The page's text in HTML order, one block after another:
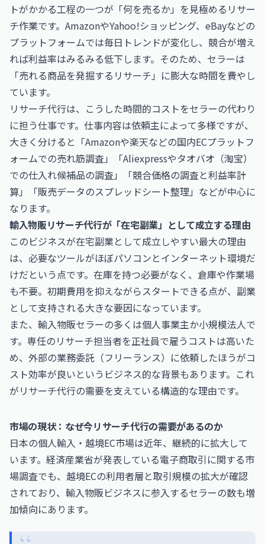
トがかかる工程の一つが「何を売るか」を見極めるリサー
チ作業です。AmazonやYahoo!ショッピング、eBayなどの
プラットフォームでは毎日トレンドが変化し、競合が増え
れば利益率はみるみる低下します。そのため、セラーは
「売れる商品を発掘するリサーチ」に膨大な時間を費やし
ています。
リサーチ代行は、こうした時間的コストをセラーの代わり
に担う仕事です。仕事内容は依頼主によって多様ですが、
大きく分けると「Amazonや楽天などの国内ECプラットフ
ォームでの売れ筋調査」「Aliexpressやタオバオ（淘宝）
での仕入れ候補品の調査」「競合価格の調査と利益率計
算」「販売データのスプレッドシート整理」などが中心に
なります。
輸入物販リサーチ代行が「在宅副業」として成立する理由
このビジネスが在宅副業として成立しやすい最大の理由
は、必要なツールがほぼパソコンとインターネット環境だ
けだという点です。在庫を持つ必要がなく、倉庫や作業場
も不要。初期費用を抑えながらスタートできる点が、副業
として支持される大きな要因になっています。
また、輸入物販セラーの多くは個人事業主か小規模法人で
す。専任のリサーチ担当者を正社員で雇うコストは高いた
め、外部の業務委託（フリーランス）に依頼したほうがコ
スト効率が良いというビジネス的な背景もあります。これ
がリサーチ代行の需要を支えている構造的な理由です。
市場の現状：なぜ今リサーチ代行の需要があるのか
日本の個人輸入・越境EC市場は近年、継続的に拡大して
います。経済産業省が発表している電子商取引に関する市
場調査でも、越境ECの利用者層と取引規模の拡大が確認
されており、輸入物販ビジネスに参入するセラーの数も増
加傾向にあります。